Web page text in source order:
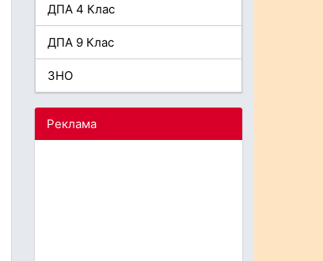
ДПА 4 Клас
ДПА 9 Клас
ЗНО
Реклама